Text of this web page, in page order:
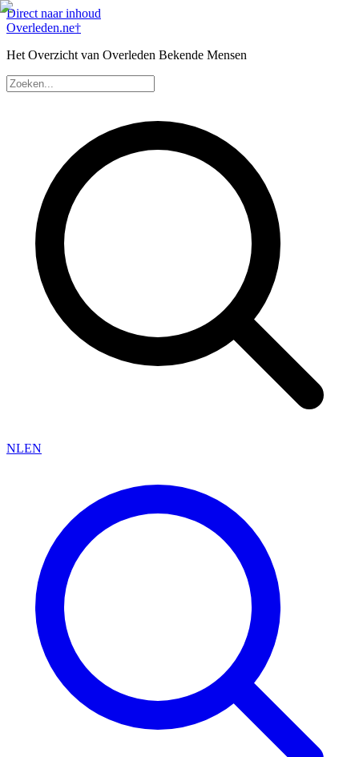
Direct naar inhoud
Overleden.ne†
Het Overzicht van Overleden Bekende Mensen
NLEN